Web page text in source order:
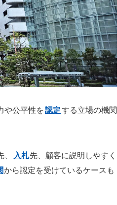
や公平性を認定する立場の機関
入札先、顧客に説明しやすく
から認定を受けているケースも